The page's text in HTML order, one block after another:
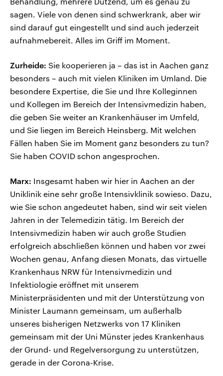
sagen. Viele von denen sind schwerkrank, aber wir
sind darauf gut eingestellt und sind auch jederzeit
aufnahmebereit. Alles im Griff im Moment.
Zurheide: Sie kooperieren ja – das ist in Aachen ganz
besonders – auch mit vielen Kliniken im Umland. Die
besondere Expertise, die Sie und Ihre Kolleginnen
und Kollegen im Bereich der Intensivmedizin haben,
die geben Sie weiter an Krankenhäuser im Umfeld,
und Sie liegen im Bereich Heinsberg. Mit welchen
Fällen haben Sie im Moment ganz besonders zu tun?
Sie haben COVID schon angesprochen.
Marx: Insgesamt haben wir hier in Aachen an der
Uniklinik eine sehr große Intensivklinik sowieso. Dazu,
wie Sie schon angedeutet haben, sind wir seit vielen
Jahren in der Telemedizin tätig. Im Bereich der
Intensivmedizin haben wir auch große Studien
erfolgreich abschließen können und haben vor zwei
Wochen genau, Anfang diesen Monats, das virtuelle
Krankenhaus NRW für Intensivmedizin und
Infektiologie eröffnet mit unserem
Ministerpräsidenten und mit der Unterstützung von
Minister Laumann gemeinsam, um außerhalb
unseres bisherigen Netzwerks von 17 Kliniken
gemeinsam mit der Uni Münster jedes Krankenhaus
der Grund- und Regelversorgung zu unterstützen,
gerade in der Corona-Krise.